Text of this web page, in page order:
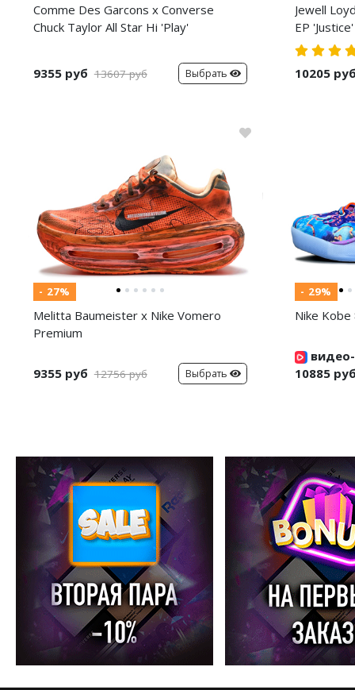
Comme Des Garcons x Converse
Chuck Taylor All Star Hi 'Play'
9355 руб 13607 руб Выбрать
Jewell
EP 'Justice'
10205 руб
- 27%
Melitta Baumeister x Nike Vomero
Premium
9355 руб 12756 руб Выбрать
- 29%
Nike
10885 руб